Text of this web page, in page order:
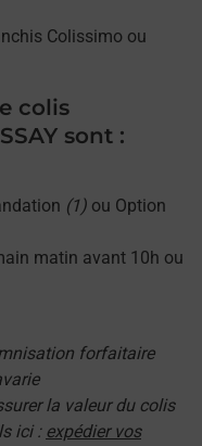
Colissimo ou
colis
sont :
(1) ou Option
matin avant 10h ou
forfaitaire
la valeur du colis
ici : expédier vos